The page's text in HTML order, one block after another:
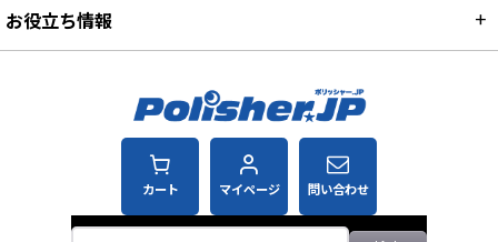
カート マイページ 問い合わせ
お役立ち情報